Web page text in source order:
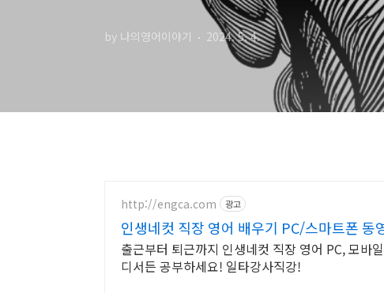
by 나의영어이야기 2024. 5. 4.
http://engca.com 광고
인생네컷 직장 영어 배우기 PC/스마트폰 동
출근부터 퇴근까지 인생네컷 직장 영어 PC, 모바
디서든 공부하세요! 일타강사직강!